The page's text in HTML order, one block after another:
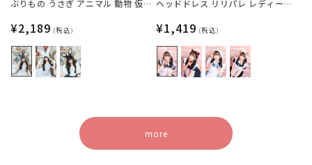
ぶりもの うさぎ アニマル 動物 仮装
ック【クリアストーン】
通
常
価
格
¥2,189 (税込)
ヘッドドレス リリパレ レディース
ぎ/くま【クリアストーン】
通
常
価
格
¥1,419 (税込)
more